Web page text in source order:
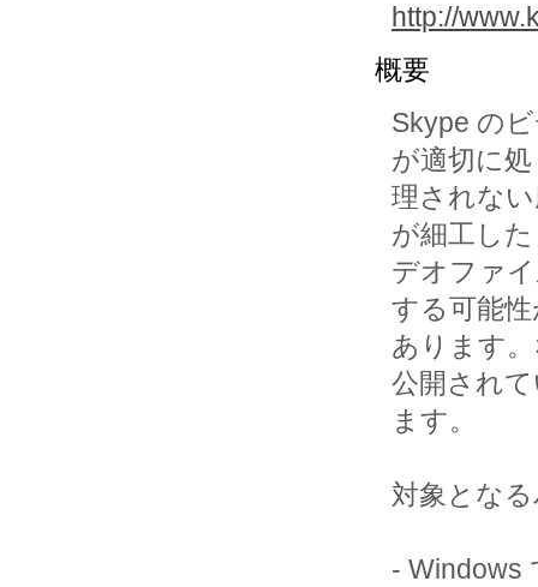
http://
概要
Skype の
が適切に処
理されな
が細工し
デオファ
する可能
あります
公開され
ます。
対象とな
- Windows